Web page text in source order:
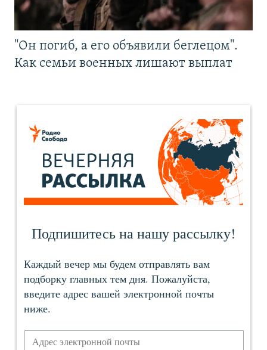
"Он погиб, а его объявили беглецом".
Как семьи военных лишают выплат